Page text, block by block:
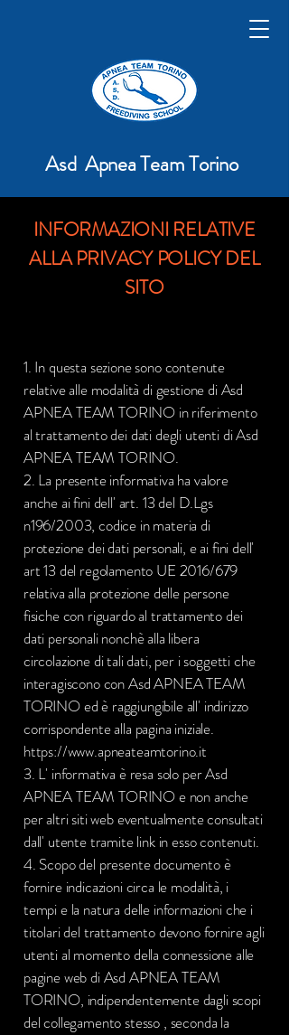
Asd Apnea Team Torino
INFORMAZIONI RELATIVE
ALLA PRIVACY POLICY DEL
SITO
1. In questa sezione sono contenute
relative alle modalità di gestione di Asd
APNEA TEAM TORINO in riferimento
al trattamento dei dati degli utenti di Asd
APNEA TEAM TORINO.
2. La presente informativa ha valore
anche ai fini dell' art. 13 del D.Lgs
n196/2003, codice in materia di
protezione dei dati personali, e ai fini dell'
art 13 del regolamento UE 2016/679
relativa alla protezione delle persone
fisiche con riguardo al trattamento dei
dati personali nonchè alla libera
circolazione di tali dati, per i soggetti che
interagiscono con Asd APNEA TEAM
TORINO ed è raggiungibile all' indirizzo
corrispondente alla pagina iniziale.
https://www.apneateamtorino.it
3. L' informativa è resa solo per Asd
APNEA TEAM TORINO e non anche
per altri siti web eventualmente consultati
dall' utente tramite link in esso contenuti.
4. Scopo del presente documento è
fornire indicazioni circa le modalità, i
tempi e la natura delle informazioni che i
titolari del trattamento devono fornire agli
utenti al momento della connessione alle
pagine web di Asd APNEA TEAM
TORINO, indipendentemente dagli scopi
del collegamento stesso , seconda la